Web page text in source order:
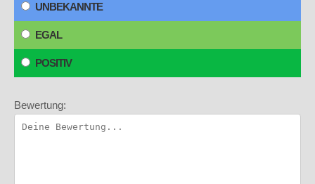
UNBEKANNTE
EGAL
POSITIV
Bewertung: